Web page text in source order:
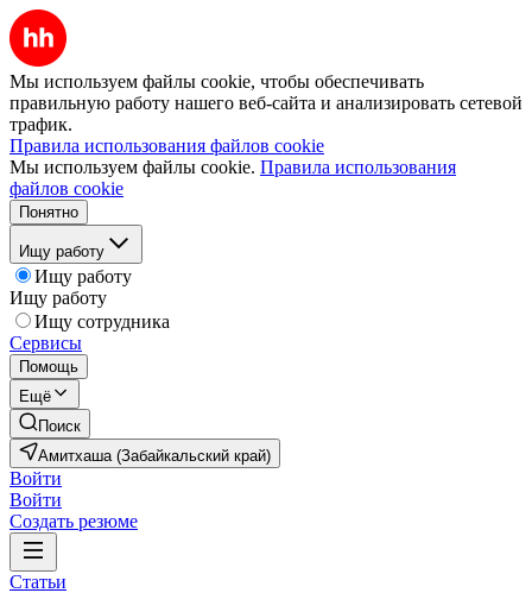
Мы используем файлы cookie, чтобы обеспечивать
правильную работу нашего веб-сайта и анализировать сетевой
трафик.
Правила использования файлов cookie
Мы используем файлы cookie. Правила использования
файлов cookie
Понятно
Ищу работу
Ищу работу
Ищу работу
Ищу сотрудника
Сервисы
Помощь
Ещё
Поиск
Амитхаша (Забайкальский край)
Войти
Войти
Создать резюме
Статьи